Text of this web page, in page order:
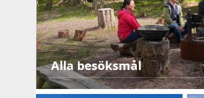
Alla besöksmål